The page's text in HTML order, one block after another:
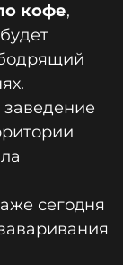
кофе,
заведение
сегодня